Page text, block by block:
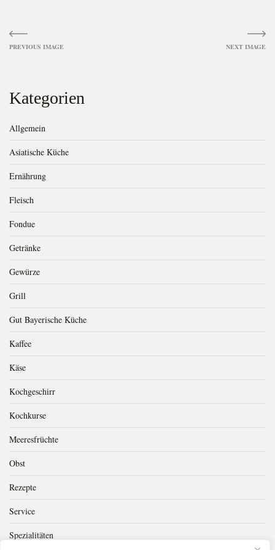
Image
Kategorien
Allgemein
Asiatische Küche
Ernährung
Fleisch
Fondue
Getränke
Gewürze
Grill
Gut Bayerische Küche
Kaffee
Käse
Kochgeschirr
Kochkurse
Meeresfrüchte
Obst
Rezepte
Service
Spezialitäten